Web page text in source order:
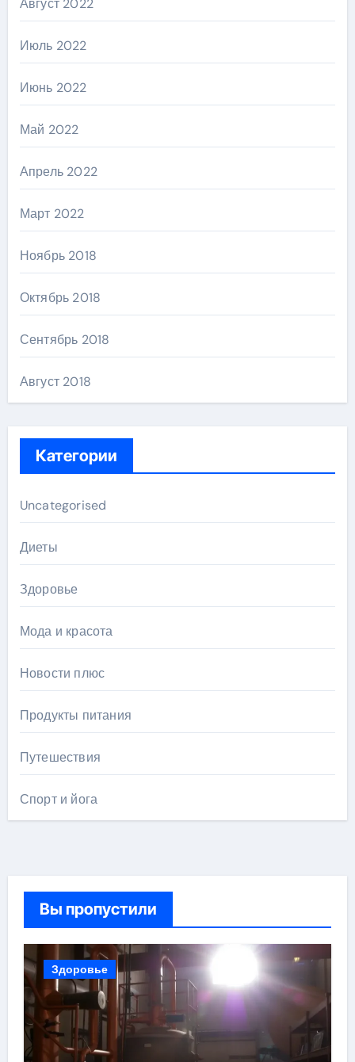
Август 2022
Июль 2022
Июнь 2022
Май 2022
Апрель 2022
Март 2022
Ноябрь 2018
Октябрь 2018
Сентябрь 2018
Август 2018
Категории
Uncategorised
Диеты
Здоровье
Мода и красота
Новости плюс
Продукты питания
Путешествия
Спорт и йога
Вы пропустили
Здоровье